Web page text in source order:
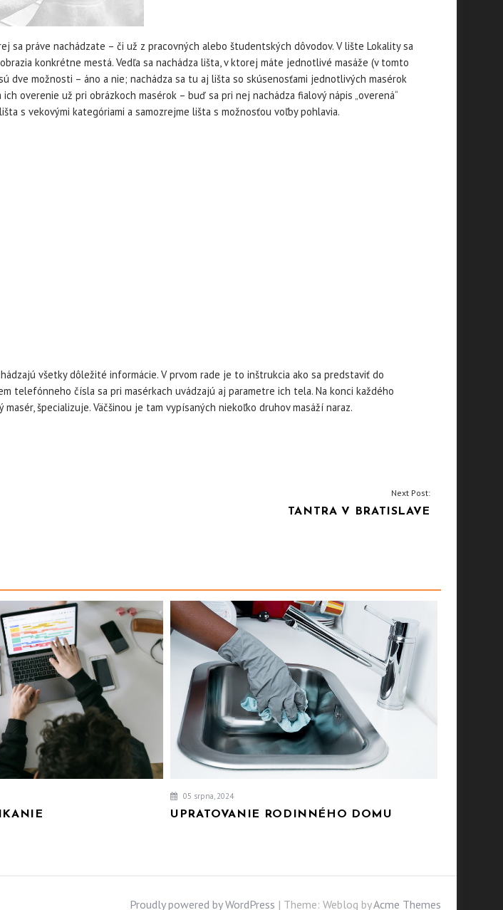
práve nachádzate – či už z pracovných alebo študentských dôvodov. V lište Lokality sa
konkrétne mestá. Vedľa sa nachádza lišta, v ktorej máte jednotlivé masáže (v tomto
možnosti – áno a nie; nachádza sa tu aj lišta so skúsenosťami jednotlivých masérok
overenie už pri obrázkoch masérok – buď sa pri nej nachádza fialový nápis „overená“
s vekovými kategóriami a samozrejme lišta s možnosťou voľby pohlavia.
všetky dôležité informácie. V prvom rade je to inštrukcia ako sa predstaviť do
telefónneho čísla sa pri masérkach uvádzajú aj parametre ich tela. Na konci každého
špecializuje. Väčšinou je tam vypísaných niekoľko druhov masáží naraz.
Next Post:
TANTRA V BRATISLAVE
05 srpna, 2024
UPRATOVANIE RODINNÉHO DOMU
Proudly powered by WordPress | Theme: Weblog byAcme Themes